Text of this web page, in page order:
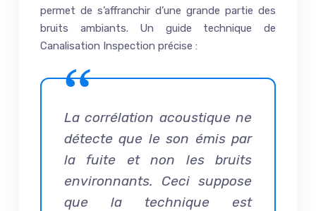
permet de s’affranchir d’une grande partie des
bruits ambiants. Un guide technique de
Canalisation Inspection précise :
La corrélation acoustique ne
détecte que le son émis par
la fuite et non les bruits
environnants. Ceci suppose
que la technique est